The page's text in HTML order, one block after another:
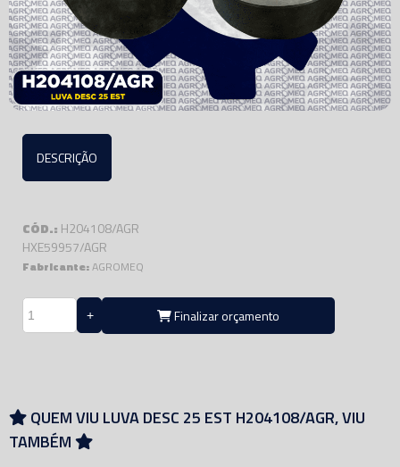
DESCRIÇÃO
CÓD.: H204108/AGR
HXE59957/AGR
Fabricante:AGROMEQ
Finalizar orçamento
QUEM VIU LUVA DESC 25 EST H204108/AGR, VIU
TAMBÉM